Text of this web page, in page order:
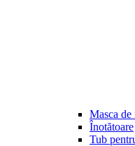
Masca de
Înotătoare
Tub